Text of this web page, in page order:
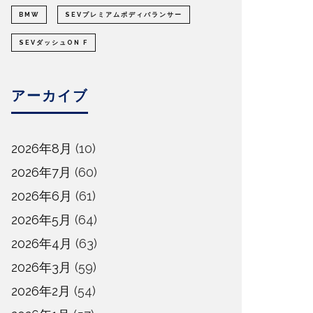
BMW SEVプレミアムボディバランサー
SEVダッシュON F
アーカイブ
2026年8月 (10)
2026年7月 (60)
2026年6月 (61)
2026年5月 (64)
2026年4月 (63)
2026年3月 (59)
2026年2月 (54)